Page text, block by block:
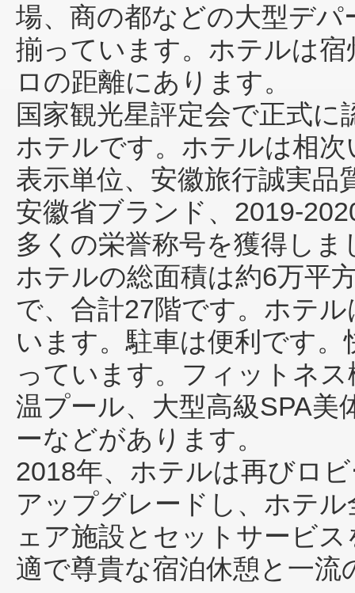
場、商の都などの大型デ
揃っています。ホテルは
ロの距離にあります。
国家観光星評定会で正式
ホテルです。ホテルは相
表示単位、安徽旅行誠実品
安徽省ブランド、2019-
多くの栄誉称号を獲得しま
ホテルの総面積は約6万平
で、合計27階です。ホテ
います。駐車は便利です
っています。フィットネ
温プール、大型高級SPA
ーなどがあります。
2018年、ホテルは再びロ
アップグレードし、ホテ
ェア施設とセットサービ
適で尊貴な宿泊休憩と一